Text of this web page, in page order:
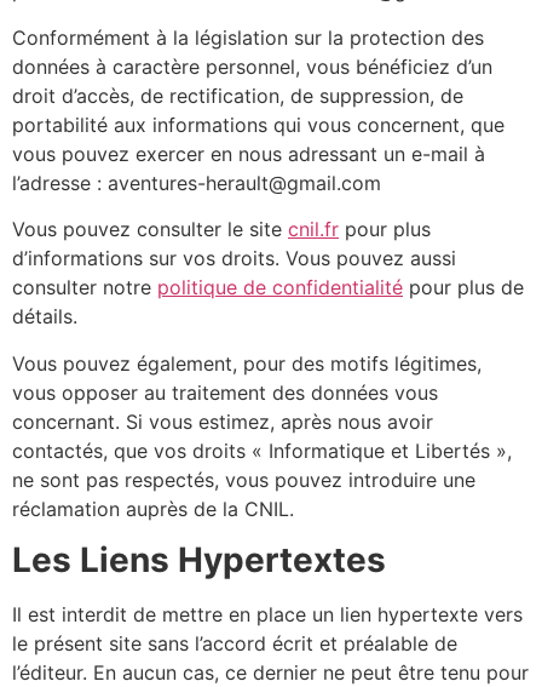
Conformément à la législation sur la protection des
données à caractère personnel, vous bénéficiez d’un
droit d’accès, de rectification, de suppression, de
portabilité aux informations qui vous concernent, que
vous pouvez exercer en nous adressant un e-mail à
l’adresse : aventures-herault@gmail.com
Vous pouvez consulter le site cnil.fr pour plus
d’informations sur vos droits. Vous pouvez aussi
consulter notre politique de confidentialité pour plus de
détails.
Vous pouvez également, pour des motifs légitimes,
vous opposer au traitement des données vous
concernant. Si vous estimez, après nous avoir
contactés, que vos droits « Informatique et Libertés »,
ne sont pas respectés, vous pouvez introduire une
réclamation auprès de la CNIL.
Les Liens Hypertextes
Il est interdit de mettre en place un lien hypertexte vers
le présent site sans l’accord écrit et préalable de
l’éditeur. En aucun cas, ce dernier ne peut être tenu pour